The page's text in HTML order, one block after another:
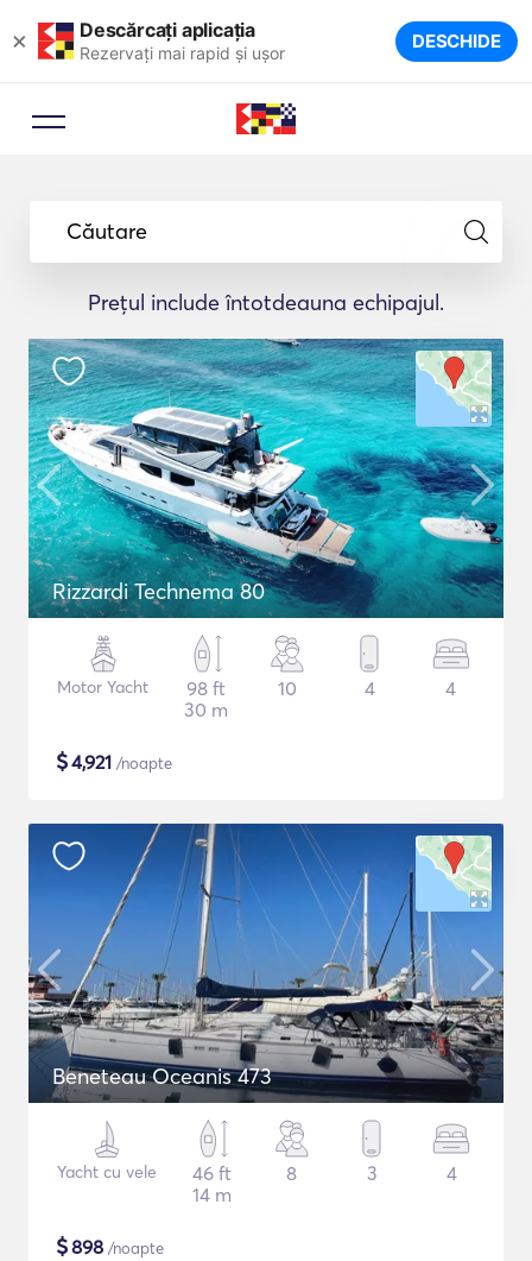
× Descărcați aplicația
Rezervați mai rapid și ușor DESCHIDE
Căutare
Prețul include întotdeauna echipajul.
Rizzardi Technema 80
Motor Yacht
98 ft
30 m
10 4 4
$4,921 /noapte
Beneteau Oceanis 473
Yacht cu vele
46 ft
14 m
8 3 4
$898 /noapte